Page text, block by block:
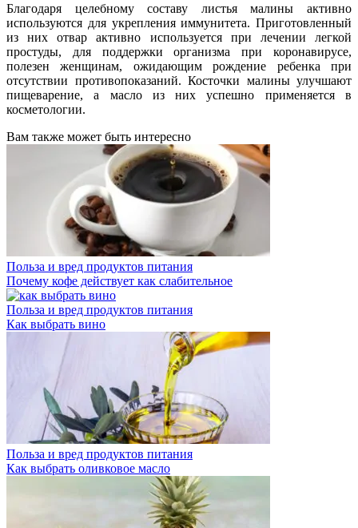
Благодаря целебному составу листья малины активно
используются для укрепления иммунитета. Приготовленный
из них отвар активно используется при лечении легкой
простуды, для поддержки организма при коронавирусе,
полезен женщинам, ожидающим рождение ребенка при
отсутствии противопоказаний. Косточки малины улучшают
пищеварение, а масло из них успешно применяется в
косметологии.
Вам также может быть интересно
Польза и вред продуктов питания
Почему кофе действует как слабительное
Польза и вред продуктов питания
Как выбрать вино
Польза и вред продуктов питания
Как выбрать оливковое масло